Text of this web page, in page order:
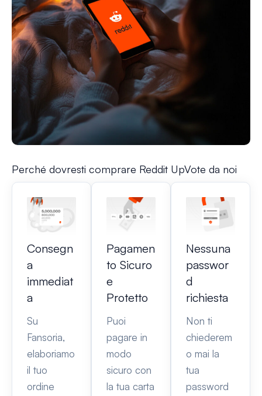
Perché dovresti comprare Reddit UpVote da noi
Consegn
a
immediat
a
Su
Fansoria,
elaboriamo
il tuo
ordine
Pagamen
to Sicuro
e
Protetto
Puoi
pagare in
modo
sicuro con
la tua carta
Nessuna
passwor
d
richiesta
Non ti
chiederem
o mai la
tua
password